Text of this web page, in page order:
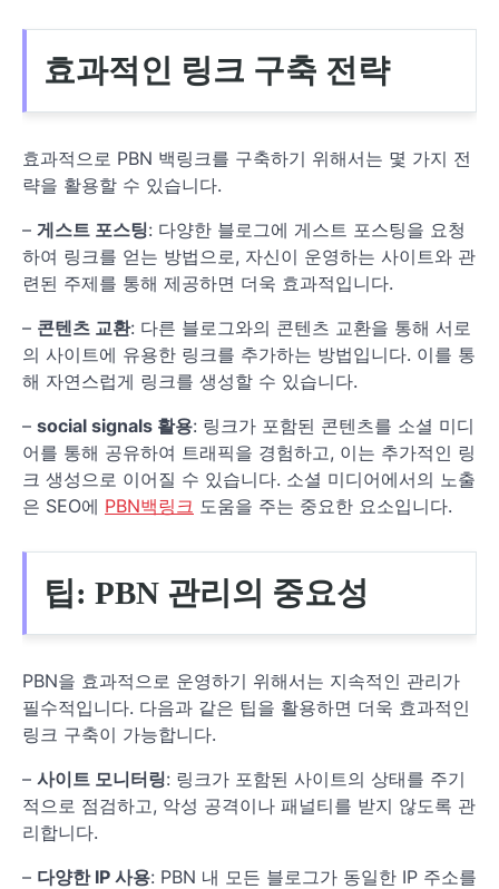
효과적인 링크 구축 전략
효과적으로 PBN 백링크를 구축하기 위해서는 몇 가지 전
략을 활용할 수 있습니다.
– 게스트 포스팅: 다양한 블로그에 게스트 포스팅을 요청
하여 링크를 얻는 방법으로, 자신이 운영하는 사이트와 관
련된 주제를 통해 제공하면 더욱 효과적입니다.
– 콘텐츠 교환: 다른 블로그와의 콘텐츠 교환을 통해 서로
의 사이트에 유용한 링크를 추가하는 방법입니다. 이를 통
해 자연스럽게 링크를 생성할 수 있습니다.
– social signals 활용: 링크가 포함된 콘텐츠를 소셜 미디
어를 통해 공유하여 트래픽을 경험하고, 이는 추가적인 링
크 생성으로 이어질 수 있습니다. 소셜 미디어에서의 노출
은 SEO에 PBN백링크 도움을 주는 중요한 요소입니다.
팁: PBN 관리의 중요성
PBN을 효과적으로 운영하기 위해서는 지속적인 관리가
필수적입니다. 다음과 같은 팁을 활용하면 더욱 효과적인
링크 구축이 가능합니다.
– 사이트 모니터링: 링크가 포함된 사이트의 상태를 주기
적으로 점검하고, 악성 공격이나 패널티를 받지 않도록 관
리합니다.
– 다양한 IP 사용: PBN 내 모든 블로그가 동일한 IP 주소를